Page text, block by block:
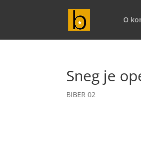
O
Sneg je
BIBER 02